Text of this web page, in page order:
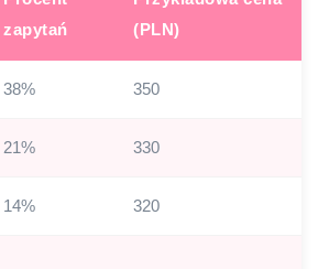
zapytań
(PLN)
38% 350
21% 330
14% 320